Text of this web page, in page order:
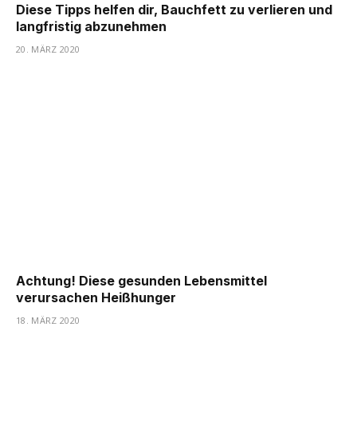
Diese Tipps helfen dir, Bauchfett zu verlieren und
langfristig abzunehmen
20. MÄRZ 2020
Achtung! Diese gesunden Lebensmittel
verursachen Heißhunger
18. MÄRZ 2020